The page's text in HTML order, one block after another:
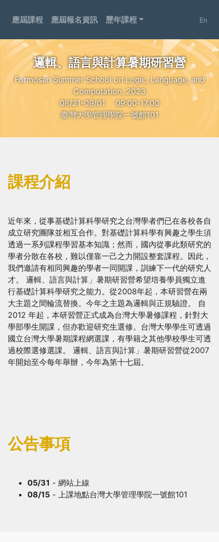
應屆課程 應屆報名資訊 歷年課程 En
邏輯、語言與計算暑期研習營
Formosan Summer School on Logic, Language, and
Computation, 2023
08/21-09/01
09:00-17:00
臺灣大學管理學院一號館101
課程介紹
近年來，從事基礎計算科學研究之台灣學者們已在各校各自
成立研究團隊並相互合作。對基礎計算科學有興趣之學生須
透過一系列課程學習基本知識；然而，國內從事此類研究的
學者分散在各校，難以僅靠一己之力開設整套課程。因此，
我們邀請有相同興趣的學者一同開課，訓練下一代的研究人
才。 邏輯、語言與計算」暑期研習營希望培養學員獨立進
行基礎計算科學研究之能力。從2008年起，本研習營在兩
大主題之間輪流替換。今年之主題為邏輯與正規驗證。 自
2012 年起，本研習營正式成為台灣大學暑修課程，針對大
學部學生開課，但亦歡迎研究生選修。台灣大學學生可透過
國立台灣大學暑期課程網選課，有學籍之其他學校學生可透
過校際選修選課。 邏輯、語言與計算」暑期研習營從2007
年開始至今每年舉辦，今年為第十七屆。
公告事項
05/31 - 網站上線
08/15 - 上課地點台灣大學管理學院一號館101